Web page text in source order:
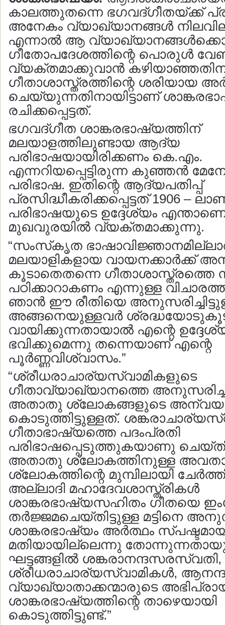
കാലത്തുതന്നെ ഭഗവദ്ഗീതയ്ക്ക്
അനേകം വ്യാഖ്യാനങ്ങള്‍
എന്നാല്‍ ആ
ഗീതോപദേശത്തിന്റെ പൊരുള്‍
വ്യക്തമാക്കുവാന്‍
ഗീതാശാസ്ത്രത്തിന്റെ ശരിയായ
ചെയ്യുന്നതിനായിട്ടാണ്
രചിക്കപ്പെട്ടത്.
ഭഗവദ്ഗീത ശാങ്കരഭാഷ്യത്തിന്
മലയാളത്തിലുണ്ടായ ആദ്യ
പരിഭാഷയായിരിക്കണം കെ.എം.
എന്നറിയപ്പെട്ടിരുന്ന കുഞ്ഞന്‍
പരിഭാഷ. ഇതിന്റെ ആദ്യപതിപ്പ്
പ്രസിദ്ധീകരിക്കപ്പെട്ടത് 1906 –
പരിഭാഷയുടെ ഉദ്ദേശ്യം
മുഖവുരയില്‍ വ്യക്തമാക്കുന്നു.
“സംസ്‌കൃത
മലയാളികളായ വായനക്കാര്‍ക്ക്
കൂടാതെതന്നെ ഗീതാശാസ്ത്രത്തെ
പഠിക്കാറാകണം എന്നുള്ള
ഞാന്‍ ഈ രീതിയെ
അങ്ങനെയുള്ളവര്‍ ശ്രദ്ധയോടുകൂടി
വായിക്കുന്നതായാല്‍ എന്റെ
ഭവിക്കുമെന്നു തന്നെയാണ് എന്റെ
പൂര്‍ണ്ണവിശ്വാസം.”
“ശ്രീധരാചാര്യസ്വാമികളുടെ
ഗീതാവ്യാഖ്യാനത്തെ
അതാതു ശ്ലോകങ്ങളുടെ
കൊടുത്തിട്ടുള്ളത്.
ഗീതാഭാഷ്യത്തെ പദംപ്രതി
പരിഭാഷപ്പെടുത്തുകയാണു
അതാതു ശ്ലോകത്തിനുള്ള
ശ്ലോകത്തിന്റെ മുമ്പിലായി
അല്ലാദി മഹാദേവശാസ്ത്രികള്‍
ശാങ്കരഭാഷ്യസഹിതം ഗീതയെ
തര്‍ജ്ജമചെയ്തിട്ടുള്ള മട്ടിനെ
ശാങ്കരഭാഷ്യം അര്‍ത്ഥം
മതിയായില്ലെന്നു
ഘട്ടങ്ങളില്‍ ശങ്കരാനന്ദസരസ്വതി,
ശ്രീധരാചാര്യസ്വാമികള്‍,
വ്യാഖ്യാതാക്കന്മാരുടെ
ശാങ്കരഭാഷ്യത്തിന്റെ താഴെയായി
കൊടുത്തിട്ടുണ്ട്.”